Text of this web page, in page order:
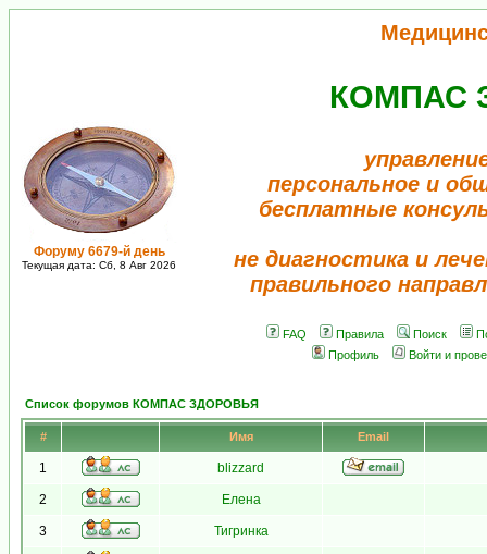
Форуму 6679-й день
Текущая дата: Сб, 8 Авг 2026
КОМПАС
персональное и
бесплатные
не диагностика и
правильного
FAQ Правила Поиск
Профиль
Войти и
Список форумов КОМПАС ЗДОРОВЬЯ
# Имя Email
1 blizzard
2 Елена
3 Тигринка